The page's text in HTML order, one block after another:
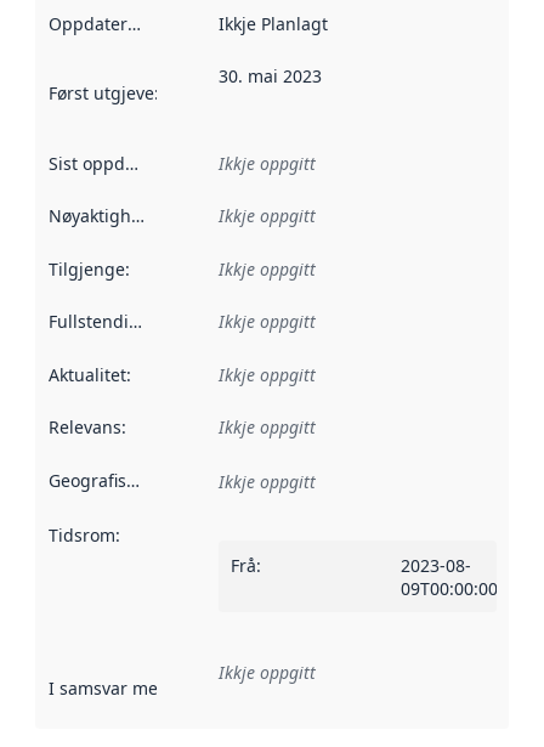
Oppdateringsfrekvens :
Ikkje Planlagt
Først utgjeve:
30. mai 2023
Sist oppdatert Ikkje oppgitt
Nøyaktigheit Ikkje oppgitt
Tilgjenge: Ikkje oppgitt
Fullstendigheit Ikkje oppgitt
Aktualitet: Ikkje oppgitt
Relevans: Ikkje oppgitt
Geografisk område Ikkje oppgitt
Tidsrom:
Frå:
2023-08-
09T00:00:00Z
I samsvar med Referanse til ei implementeringsregel eller
Ikkje oppgitt